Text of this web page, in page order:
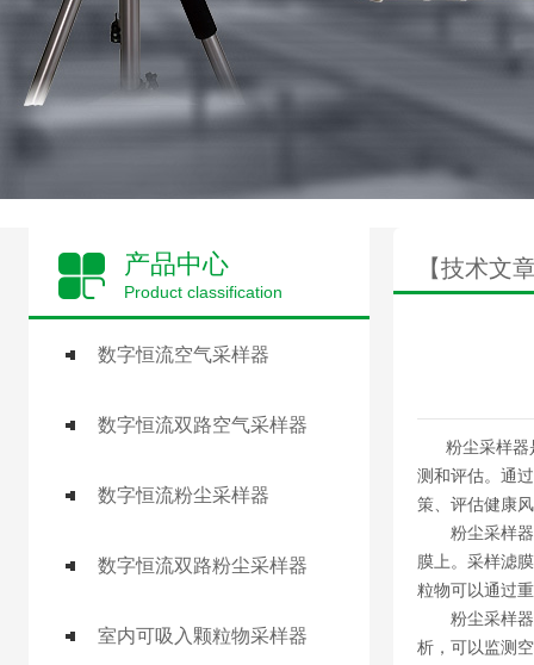
产品中心
Product classification
数字恒流空气采样器
数字恒流双路空气采样器
数字恒流粉尘采样器
数字恒流双路粉尘采样器
室内可吸入颗粒物采样器
【技术文
粉尘采样器
测和评估。通
策、评估健康
粉尘采样器
膜上。采样滤
粒物可以通过
粉尘采样器
析，可以监测